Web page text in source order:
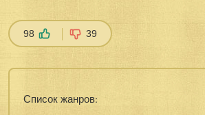
98 39
Список жанров: